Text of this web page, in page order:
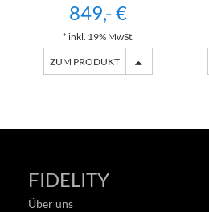
849,- €
* inkl. 19% MwSt.
ZUM PRODUKT
FIDELITY
Über uns